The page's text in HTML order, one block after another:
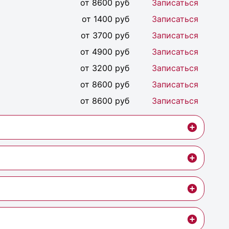
от 8600 руб
Записаться
от 1400 руб
Записаться
от 3700 руб
Записаться
от 4900 руб
Записаться
от 3200 руб
Записаться
от 8600 руб
Записаться
от 8600 руб
Записаться